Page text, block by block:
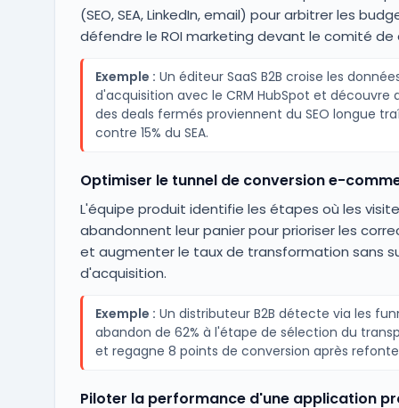
(SEO, SEA, LinkedIn, email) pour arbitrer les
défendre le ROI marketing devant le comité de
Exemple : Un éditeur SaaS B2B croise les
d'acquisition avec le CRM HubSpot et découvre
des deals fermés proviennent du SEO longue
contre 15% du SEA.
Optimiser le tunnel de conversion e-
L'équipe produit identifie les étapes où les
abandonnent leur panier pour prioriser les
et augmenter le taux de transformation sans
d'acquisition.
Exemple : Un distributeur B2B détecte via les
abandon de 62% à l'étape de sélection du
et regagne 8 points de conversion après
Piloter la performance d'une application